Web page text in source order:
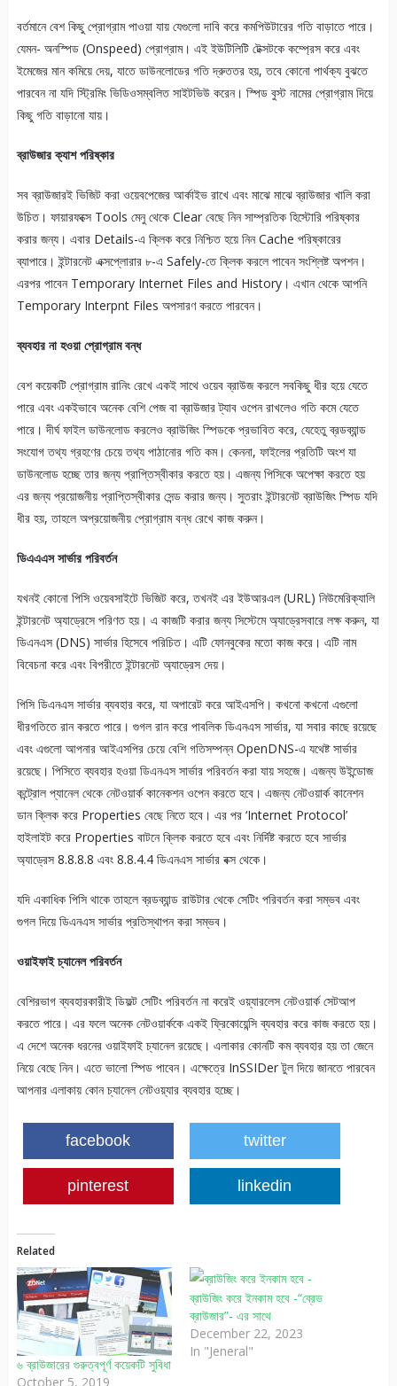
বর্তমানে বেশ কিছু প্রোগ্রাম পাওয়া যায় যেগুলো দাবি করে কমপিউটারের গতি বাড়াতে পারে।
যেমন- অনস্পিড (Onspeed) প্রোগ্রাম। এই ইউটিলিটি টেক্সটকে কম্প্রেস করে এবং
ইমেজের মান কমিয়ে দেয়, যাতে ডাউনলোডের গতি দ্রুততর হয়, তবে কোনো পার্থক্য বুঝতে
পারবেন না যদি স্ট্রিমিং ভিডিওসম্বলিত সাইটভিউ করেন। স্পিড বুস্ট নামের প্রোগ্রাম দিয়ে
কিছু গতি বাড়ানো যায়।
ব্রাউজার ক্যাশ পরিষ্কার
সব ব্রাউজারই ভিজিট করা ওয়েবপেজের আর্কাইভ রাখে এবং মাঝে মাঝে ব্রাউজার খালি করা
উচিত। ফায়ারফক্সে Tools মেনু থেকে Clear বেছে নিন সাম্প্রতিক হিস্টোরি পরিষ্কার
করার জন্য। এবার Details-এ ক্লিক করে নিশ্চিত হয়ে নিন Cache পরিষ্কারের
ব্যাপারে। ইন্টারনেট এক্সপ্লোরার ৮-এ Safely-তে ক্লিক করলে পাবেন সংশ্লিষ্ট অপশন।
এরপর পাবেন Temporary Internet Files and History। এখান থেকে আপনি
Temporary Interpnt Files অপসারণ করতে পারবেন।
ব্যবহার না হওয়া প্রোগ্রাম বন্ধ
বেশ কয়েকটি প্রোগ্রাম রানিং রেখে একই সাথে ওয়েব ব্রাউজ করলে সবকিছু ধীর হয়ে যেতে
পারে এবং একইভাবে অনেক বেশি পেজ বা ব্রাউজার ট্যাব ওপেন রাখলেও গতি কমে যেতে
পারে। দীর্ঘ ফাইল ডাউনলোড করলেও ব্রাউজিং স্পিডকে প্রভাবিত করে, যেহেতু ব্রডব্যান্ড
সংযোগ তথ্য গ্রহণের চেয়ে তথ্য পাঠানোর গতি কম। কেননা, ফাইলের প্রতিটি অংশ যা
ডাউনলোড হচ্ছে তার জন্য প্রাপ্তিস্বীকার করতে হয়। এজন্য পিসিকে অপেক্ষা করতে হয়
এর জন্য প্রয়োজনীয় প্রাপ্তিস্বীকার সেন্ড করার জন্য। সুতরাং ইন্টারনেট ব্রাউজিং স্পিড যদি
ধীর হয়, তাহলে অপ্রয়োজনীয় প্রোগ্রাম বন্ধ রেখে কাজ করুন।
ডিএএএস সার্ভার পরিবর্তন
যখনই কোনো পিসি ওয়েবসাইটে ভিজিট করে, তখনই এর ইউআরএল (URL) নিউমেরিক্যালি
ইন্টারনেট অ্যাড্রেসে পরিণত হয়। এ কাজটি করার জন্য সিস্টেমে অ্যাড্রেসবারে লক্ষ করুন, যা
ডিএনএস (DNS) সার্ভার হিসেবে পরিচিত। এটি ফোনবুকের মতো কাজ করে। এটি নাম
বিবেচনা করে এবং বিপরীতে ইন্টারনেট অ্যাড্রেস দেয়।
পিসি ডিএনএস সার্ভার ব্যবহার করে, যা অপারেট করে আইএসপি। কখনো কখনো এগুলো
ধীরগতিতে রান করতে পারে। গুগল রান করে পাবলিক ডিএনএস সার্ভার, যা সবার কাছে রয়েছে
এবং এগুলো আপনার আইএসপির চেয়ে বেশি গতিসম্পন্ন OpenDNS-এ যথেষ্ট সার্ভার
রয়েছে। পিসিতে ব্যবহার হওয়া ডিএনএস সার্ভার পরিবর্তন করা যায় সহজে। এজন্য উইন্ডোজ
কন্ট্রোল প্যানেল থেকে নেটওয়ার্ক কানেকশন ওপেন করতে হবে। এজন্য নেটওয়ার্ক কানেশন
ডান ক্লিক করে Properties বেছে নিতে হবে। এর পর ‘Internet Protocol’
হাইলাইট করে Properties বাটনে ক্লিক করতে হবে এবং নির্দিষ্ট করতে হবে সার্ভার
অ্যাড্রেস 8.8.8.8 এবং 8.8.4.4 ডিএনএস সার্ভার বক্স থেকে।
যদি একাধিক পিসি থাকে তাহলে ব্রডব্যান্ড রাউটার থেকে সেটিং পরিবর্তন করা সম্ভব এবং
গুগল দিয়ে ডিএনএস সার্ভার প্রতিস্থাপন করা সম্ভব।
ওয়াইফাই চ্যানেল পরিবর্তন
বেশিরভাগ ব্যবহারকারীই ডিফল্ট সেটিং পরিবর্তন না করেই ওয়্যারলেস নেটওয়ার্ক সেটআপ
করতে পারে। এর ফলে অনেক নেটওয়ার্ককে একই ফ্রিকোয়েন্সি ব্যবহার করে কাজ করতে হয়।
এ দেশে অনেক ধরনের ওয়াইফাই চ্যানেল রয়েছে। এলাকার কোনটি কম ব্যবহার হয় তা জেনে
নিয়ে বেছে নিন। এতে ভালো স্পিড পাবেন। এক্ষেত্রে InSSIDer টুল দিয়ে জানতে পারবেন
আপনার এলাকায় কোন চ্যানেল নেটওয়্যার ব্যবহার হচ্ছে।
facebook twitter
pinterest linkedin
Related
৬ ব্রাউজারের গুরুত্বপূর্ণ কয়েকটি সুবিধা
October 5, 2019
ব্রাউজিং করে ইনকাম হবে -“ব্রেভ
ব্রাউজার”- এর সাথে
December 22, 2023
In "Jeneral"